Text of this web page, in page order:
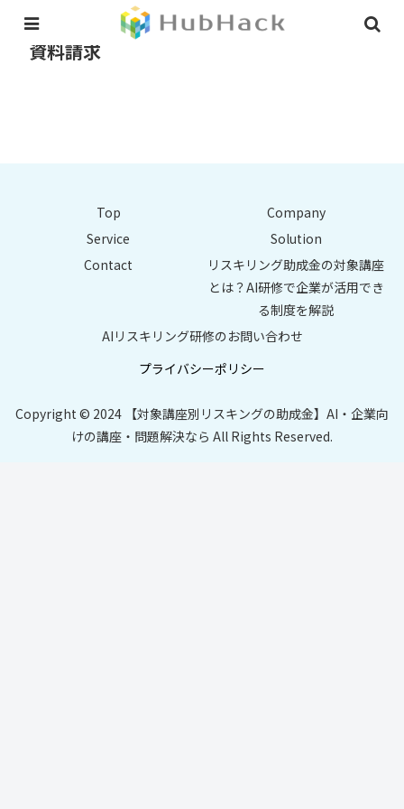
資料請求
Top
Company
Service
Solution
Contact
リスキリング助成金の対象講座
とは？AI研修で企業が活用でき
る制度を解説
AIリスキリング研修のお問い合わせ
プライバシーポリシー
Copyright © 2024 【対象講座別リスキングの助成金】AI・企業向
けの講座・問題解決なら All Rights Reserved.